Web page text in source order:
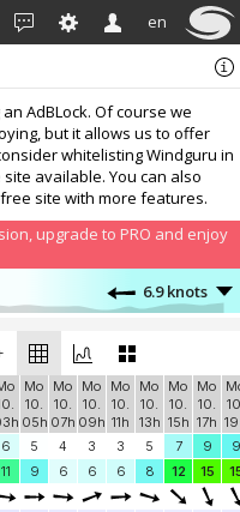
en
AdBLock. Of course we
but it allows us to offer
whitelisting Windguru in
available. You can also
site with more features.
upgrade to PRO and enjoy
6.9 knots
3.1 knots
2.3 knots
8.1 knots
Mo
10.
05h
Mo
10.
07h
Mo
10.
09h
Mo
10.
11h
Mo
10.
13h
Mo
10.
15h
Mo
10.
17h
6 5 4 3 3 5 7 9
9
11 9 6 6 6 8 12 15